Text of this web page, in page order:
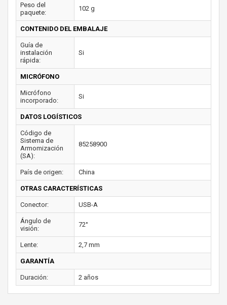
Peso del
paquete:
102 g
CONTENIDO DEL EMBALAJE
Guía de
instalación
rápida:
Si
MICRÓFONO
Micrófono
incorporado:
Si
DATOS LOGÍSTICOS
Código de
Sistema de
Armomización
(SA):
85258900
País de origen: China
OTRAS CARACTERÍSTICAS
Conector: USB-A
Ángulo de
visión:
72°
Lente: 2,7 mm
GARANTÍA
Duración: 2 años